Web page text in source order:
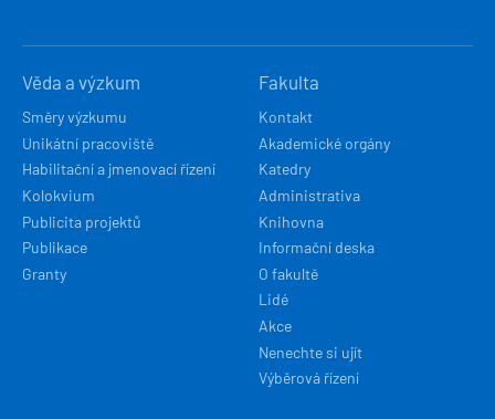
Věda a výzkum
Směry výzkumu
Unikátní pracoviště
Habilitační a jmenovací řízení
Kolokvium
Publicita projektů
Publikace
Granty
Fakulta
Kontakt
Akademické orgány
Katedry
Administrativa
Knihovna
Informační deska
O fakultě
Lidé
Akce
Nenechte si ujít
Výběrová řízení